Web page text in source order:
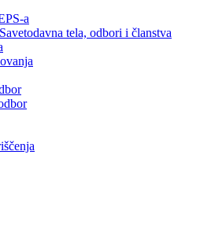
a
tela, odbori i članstva